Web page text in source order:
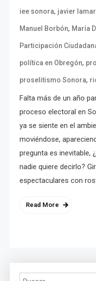
iee sonora, javier
Manuel Borbón, María
Participación
política en Obregón,
proselitismo Sonora,
Falta más de un año
proceso electoral en
ya se siente en el
moviéndose,
pregunta es inevitable,
nadie quiere decirlo?
espectaculares con
Read More